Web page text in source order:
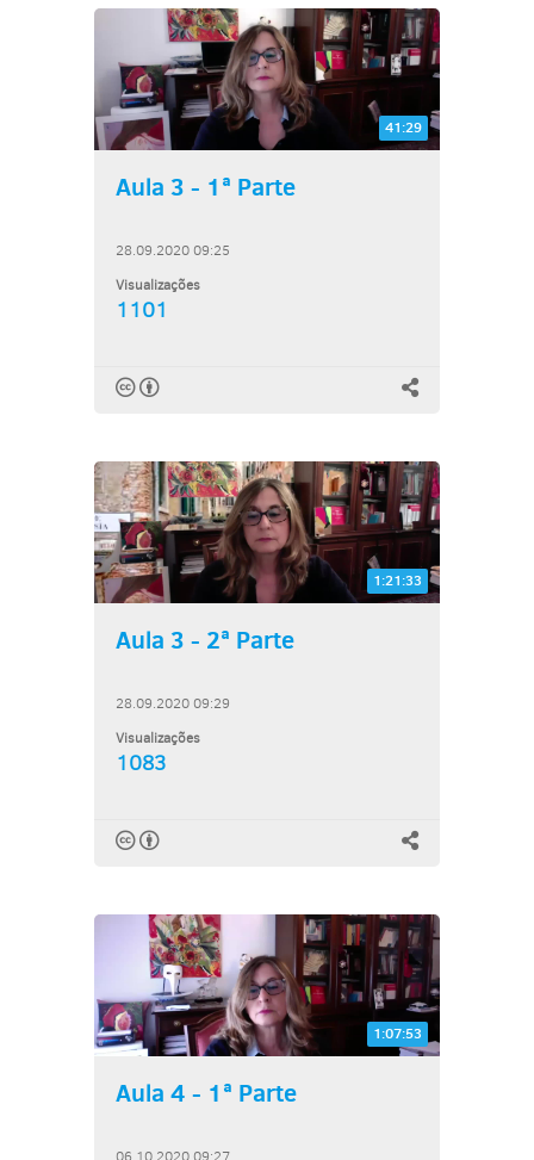
41:29
Aula 3 - 1ª Parte
28.09.2020 09:25
Visualizações
1101
1:21:33
Aula 3 - 2ª Parte
28.09.2020 09:29
Visualizações
1083
1:07:53
Aula 4 - 1ª Parte